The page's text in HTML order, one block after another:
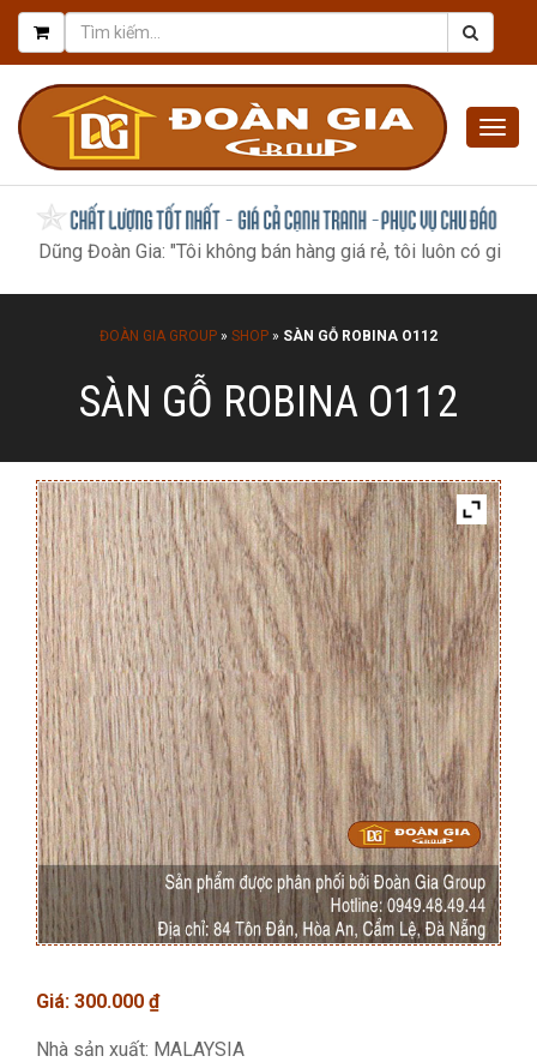
Đoàn Gia: "Tôi không bán hàng giá rẻ, tôi luôn có giá tốt nhất,
ĐOÀN GIA GROUP » SHOP » SÀN GỖ ROBINA O112
SÀN GỖ ROBINA O112
Giá: 300.000 ₫
Nhà sản xuất: MALAYSIA